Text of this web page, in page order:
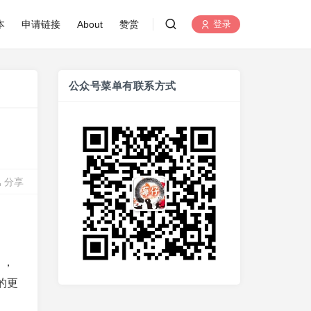
申请链接 About 赞赏 登录
分享
更
公众号菜单有联系方式